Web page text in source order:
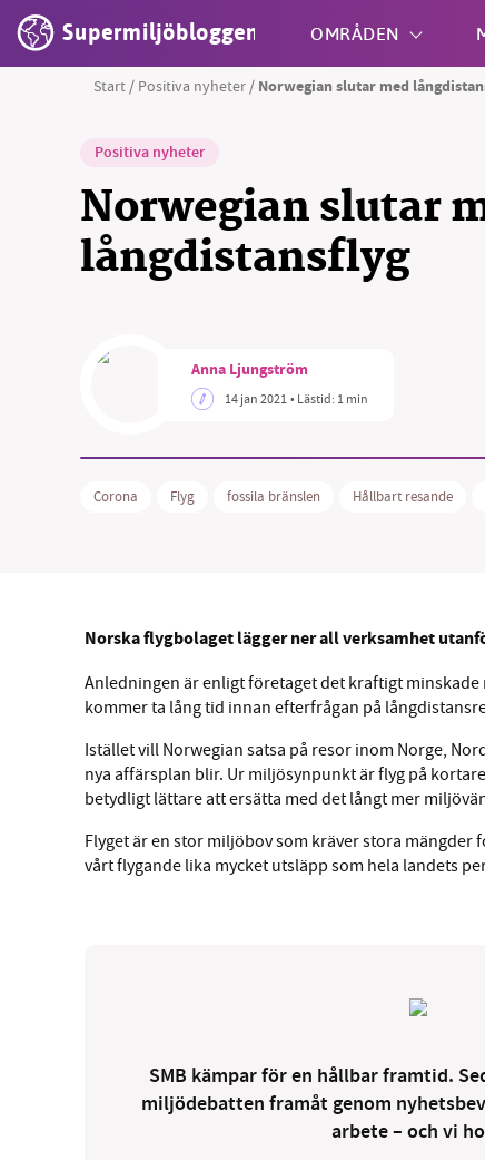
Supermiljöbloggen OMRÅDEN
Start / Positiva nyheter / Norwegian slutar med
Positiva nyheter
Norwegian slutar
långdistansflyg
Anna Ljungström
14 jan 2021• Lästid: 1 min
Corona Flyg fossila bränslen Hållbart resande
Norska flygbolaget lägger ner all verksamhet
Anledningen är enligt företaget det kraftigt
kommer ta lång tid innan efterfrågan på
Istället vill Norwegian satsa på resor inom Norge,
nya affärsplan blir. Ur miljösynpunkt är flyg på
betydligt lättare att ersätta med det långt mer
Flyget är en stor miljöbov som kräver stora mängder
vårt flygande lika mycket utsläpp som hela landets
SMB kämpar för en hållbar framtid.
miljödebatten framåt genom
arbete – och vi